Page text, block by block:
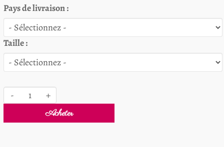
Pays de livraison :
Taille :
-
+
Acheter